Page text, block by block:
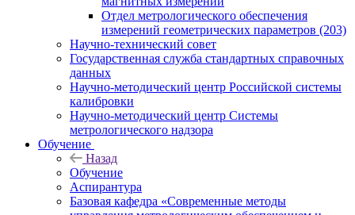
Отдел метрологического обеспечения
измерений геометрических параметров (203)
Научно-технический совет
Государственная служба стандартных справочных
данных
Научно-методический центр Российской системы
калибровки
Научно-методический центр Системы
метрологического надзора
Обучение
Назад
Обучение
Аспирантура
Базовая кафедра «Современные методы